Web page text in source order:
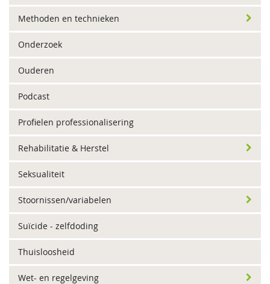
Methoden en technieken
Onderzoek
Ouderen
Podcast
Profielen professionalisering
Rehabilitatie & Herstel
Seksualiteit
Stoornissen/variabelen
Suïcide - zelfdoding
Thuisloosheid
Wet- en regelgeving